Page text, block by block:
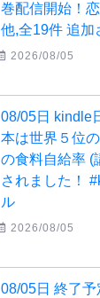
巻配信開始！
他,全19件 追加
2026/08/05
08/05日 kindle
本は世界５位
の食料自給率 (
されました！
ル
2026/08/05
08/05日 終了